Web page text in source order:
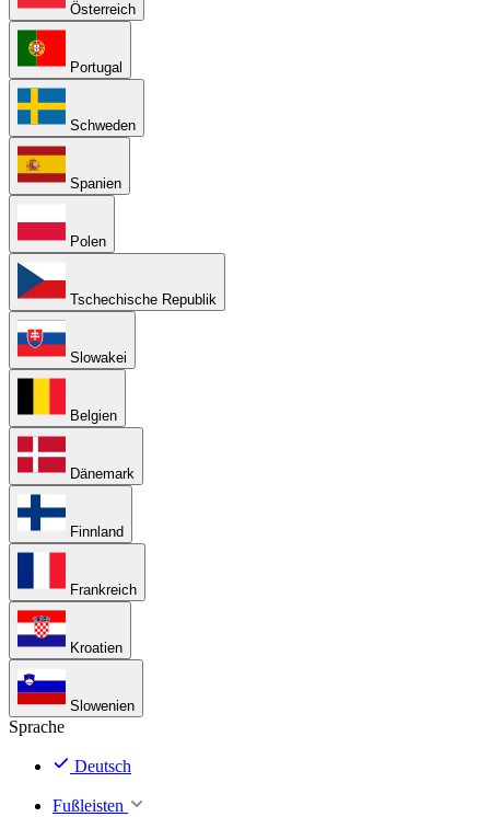
Österreich
Portugal
Schweden
Spanien
Polen
Tschechische Republik
Slowakei
Belgien
Dänemark
Finnland
Frankreich
Kroatien
Slowenien
Sprache
Deutsch
Fußleisten